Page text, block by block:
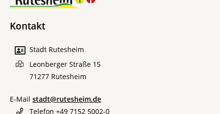
Kontakt
Stadt Rutesheim
Leonberger Straße 15
71277 Rutesheim
E-Mail stadt@rutesheim.de
Telefon +49 7152 5002-0